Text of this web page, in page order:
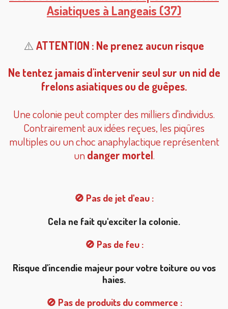
Asiatiques à Langeais (37)
⚠️ ATTENTION : Ne prenez aucun risque
Ne tentez jamais d'intervenir seul sur un nid de
frelons asiatiques ou de guêpes.
Une colonie peut compter des milliers d'individus.
Contrairement aux idées reçues, les piqûres
multiples ou un choc anaphylactique représentent
undanger mortel.
🚫 Pas de jet d'eau :
Cela ne fait qu'exciter la colonie.
🚫 Pas de feu :
Risque d'incendie majeur pour votre toiture ou vos
haies.
🚫 Pas de produits du commerce :